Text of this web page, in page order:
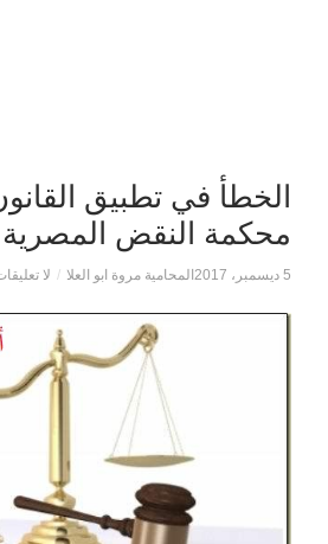
الخطأ في تطبيق
محكمة النقض المصرية
5 ديسمبر، 2017 المحامية مروة ابو العلا / لا